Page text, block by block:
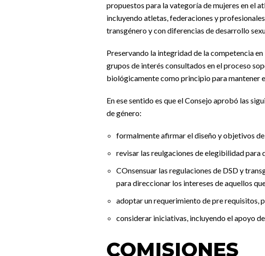
propuestos para la vategoría de mujeres en el
incluyendo atletas, federaciones y
transgénero y con diferencias de desarrollo
Preservando la integridad de la competencia
grupos de interés consultados en el proceso
biológicamente como principio para mantener
En ese sentido es que el Consejo aprobó las
de género:
formalmente afirmar el diseño y objetivos
revisar las reulgaciones de elegibilidad para
COnsensuar las regulaciones de DSD y
para direccionar los intereses de aquellos
adoptar un requerimiento de pre requisitos,
considerar iniciativas, incluyendo el apoyo
COMISIONES